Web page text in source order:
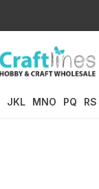
JKL MNO PQ RS